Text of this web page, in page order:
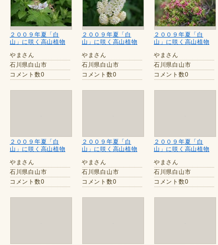
２００９年夏「白
山」に咲く高山植物
やまさん
石川県白山市
コメント数0
２００９年夏「白
山」に咲く高山植物
やまさん
石川県白山市
コメント数0
２００９年夏「白
山」に咲く高山植物
やまさん
石川県白山市
コメント数0
２００９年夏「白
山」に咲く高山植物
やまさん
石川県白山市
コメント数0
２００９年夏「白
山」に咲く高山植物
やまさん
石川県白山市
コメント数0
２００９年夏「白
山」に咲く高山植物
やまさん
石川県白山市
コメント数0